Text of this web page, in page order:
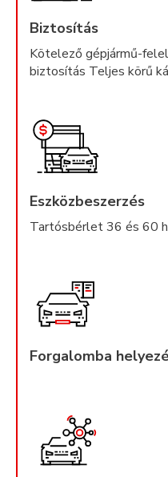
Biztosítás
Kötelező gépjármű-
biztosítás Teljes körű
Eszközbeszerzés
Tartósbérlet 36 és 60
Forgalomba